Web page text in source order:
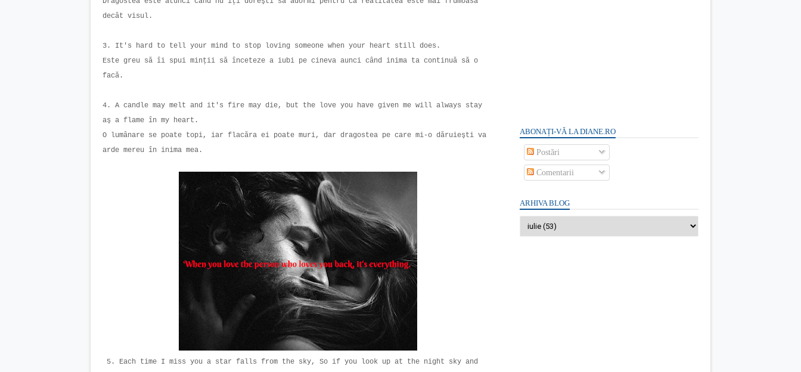
decât visul.
3. It's hard to tell your mind to stop loving someone when your heart still does.
Este greu să îi spui minţii să înceteze a iubi pe cineva aunci când inima ta continuă să o
facă.
4. A candle may melt and it's fire may die, but the love you have given me will always stay
aş a flame în my heart.
O lumânare se poate topi, iar flacăra ei poate muri, dar dragostea pe care mi-o dăruieşti va
arde mereu în inima mea.
5. Each time I miss you a star falls from the sky, So if you look up at the night sky and
ABONAȚI-VĂ LA DIANE.RO
Postări
Comentarii
ARHIVA BLOG